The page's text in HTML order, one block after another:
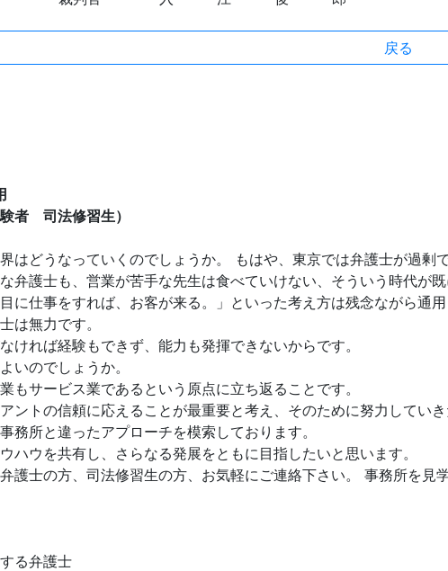
戻る
者 司法修習生）
はどうなっていくのでしょうか。 もはや、東京では弁護士が過剰
弁護士も、営業が苦手な先生は食べていけない、そういう時代が既
目に仕事をすれば、お客が来る。」といった考え方は残念ながら通用
は無力です。
ければ経験もできず、能力も発揮できないからです。
いのでしょうか。
もサービス業であるという原点に立ち返ることです。
ントの信頼に応えることが最重要と考え、そのために努力してい
務所と違ったアプローチを模索しております。
ハウを共有し、さらなる発展をともに目指したいと思います。
護士の方、司法修習生の方、お気軽にご連絡下さい。 事務所を見
る弁護士